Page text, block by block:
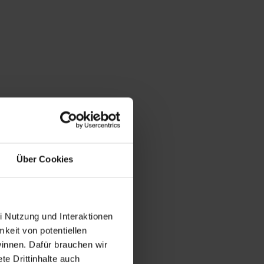
Über Cookies
Nutzung und Interaktionen
von potentiellen
Dafür brauchen wir
Drittinhalte auch